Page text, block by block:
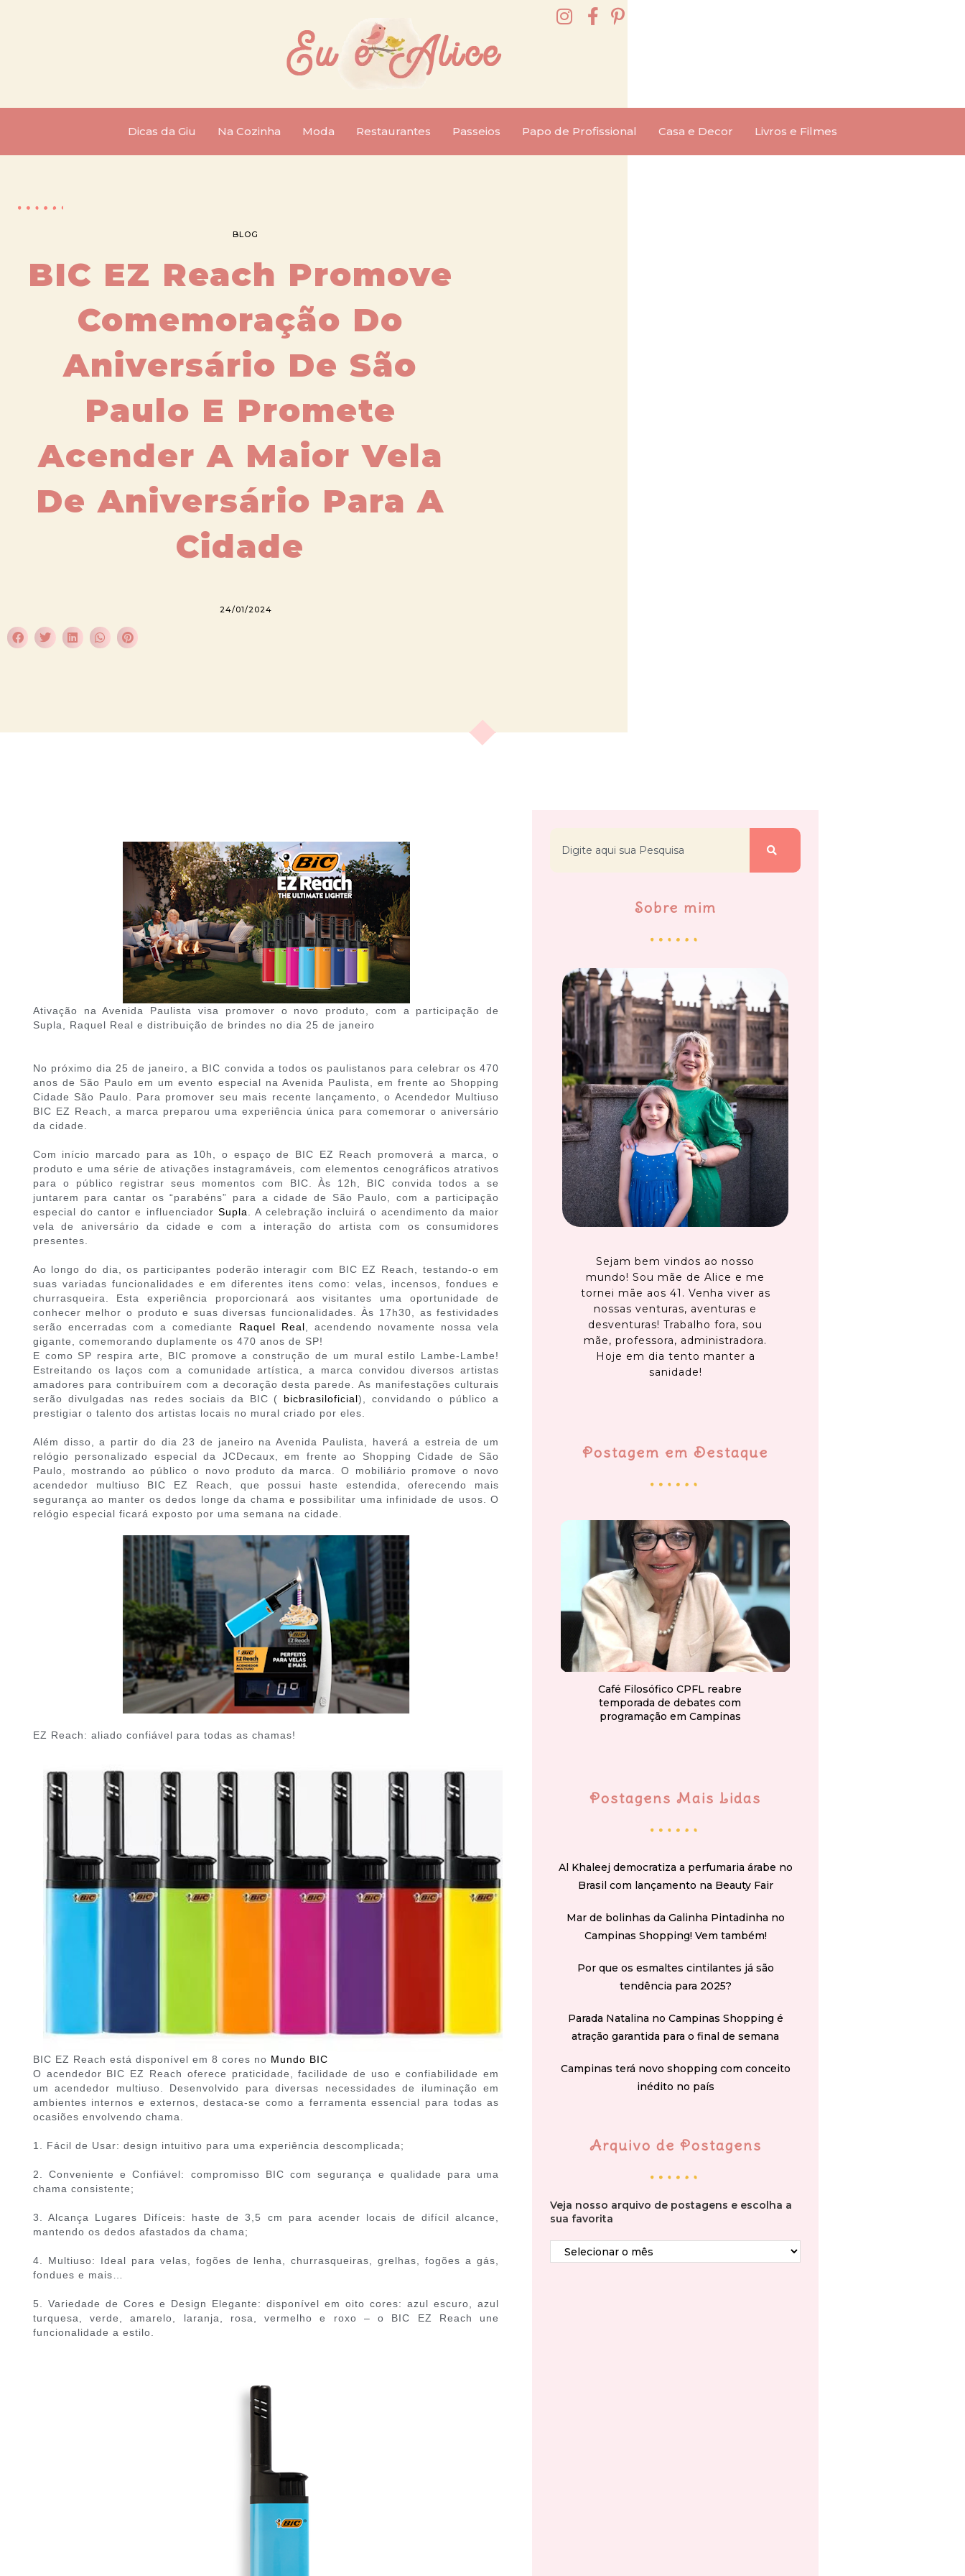
Dicas da Giu Na Cozinha Moda Restaurantes Passeios Papo de Profissional Casa e Decor Livros e Filmes
BLOG
BIC EZ Reach Promove
Comemoração Do
Aniversário De São
Paulo E Promete
Acender A Maior Vela
De Aniversário Para A
Cidade
24/01/2024
Ativação na Avenida Paulista visa promover o novo produto, com a participação de
Supla, Raquel Real e distribuição de brindes no dia 25 de janeiro
No próximo dia 25 de janeiro, a BIC convida a todos os paulistanos para celebrar os 470
anos de São Paulo em um evento especial na Avenida Paulista, em frente ao Shopping
Cidade São Paulo. Para promover seu mais recente lançamento, o Acendedor Multiuso
BIC EZ Reach, a marca preparou uma experiência única para comemorar o aniversário
da cidade.
Com início marcado para as 10h, o espaço de BIC EZ Reach promoverá a marca, o
produto e uma série de ativações instagramáveis, com elementos cenográficos atrativos
para o público registrar seus momentos com BIC. Às 12h, BIC convida todos a se
juntarem para cantar os “parabéns” para a cidade de São Paulo, com a participação
especial do cantor e influenciador Supla. A celebração incluirá o acendimento da maior
vela de aniversário da cidade e com a interação do artista com os consumidores
presentes.
Ao longo do dia, os participantes poderão interagir com BIC EZ Reach, testando-o em
suas variadas funcionalidades e em diferentes itens como: velas, incensos, fondues e
churrasqueira. Esta experiência proporcionará aos visitantes uma oportunidade de
conhecer melhor o produto e suas diversas funcionalidades. Às 17h30, as festividades
serão encerradas com a comediante Raquel Real, acendendo novamente nossa vela
gigante, comemorando duplamente os 470 anos de SP!
E como SP respira arte, BIC promove a construção de um mural estilo Lambe-Lambe!
Estreitando os laços com a comunidade artística, a marca convidou diversos artistas
amadores para contribuírem com a decoração desta parede. As manifestações culturais
serão divulgadas nas redes sociais da BIC ( bicbrasiloficial), convidando o público a
prestigiar o talento dos artistas locais no mural criado por eles.
Além disso, a partir do dia 23 de janeiro na Avenida Paulista, haverá a estreia de um
relógio personalizado especial da JCDecaux, em frente ao Shopping Cidade de São
Paulo, mostrando ao público o novo produto da marca. O mobiliário promove o novo
acendedor multiuso BIC EZ Reach, que possui haste estendida, oferecendo mais
segurança ao manter os dedos longe da chama e possibilitar uma infinidade de usos. O
relógio especial ficará exposto por uma semana na cidade.
EZ Reach: aliado confiável para todas as chamas!
BIC EZ Reach está disponível em 8 cores no Mundo BIC
O acendedor BIC EZ Reach oferece praticidade, facilidade de uso e confiabilidade em
um acendedor multiuso. Desenvolvido para diversas necessidades de iluminação em
ambientes internos e externos, destaca-se como a ferramenta essencial para todas as
ocasiões envolvendo chama.
1. Fácil de Usar: design intuitivo para uma experiência descomplicada;
2. Conveniente e Confiável: compromisso BIC com segurança e qualidade para uma
chama consistente;
3. Alcança Lugares Difíceis: haste de 3,5 cm para acender locais de difícil alcance,
mantendo os dedos afastados da chama;
4. Multiuso: Ideal para velas, fogões de lenha, churrasqueiras, grelhas, fogões a gás,
fondues e mais…
5. Variedade de Cores e Design Elegante: disponível em oito cores: azul escuro, azul
turquesa, verde, amarelo, laranja, rosa, vermelho e roxo – o BIC EZ Reach une
funcionalidade a estilo.
Sobre mim
Sejam bem vindos ao nosso
mundo! Sou mãe de Alice e me
tornei mãe aos 41. Venha viver as
nossas venturas, aventuras e
desventuras! Trabalho fora, sou
mãe, professora, administradora.
Hoje em dia tento manter a
sanidade!
Postagem em Destaque
Café Filosófico CPFL reabre
temporada de debates com
programação em Campinas
Postagens Mais Lidas
Al Khaleej democratiza a perfumaria árabe no
Brasil com lançamento na Beauty Fair
Mar de bolinhas da Galinha Pintadinha no
Campinas Shopping! Vem também!
Por que os esmaltes cintilantes já são
tendência para 2025?
Parada Natalina no Campinas Shopping é
atração garantida para o final de semana
Campinas terá novo shopping com conceito
inédito no país
Arquivo de Postagens
Veja nosso arquivo de postagens e escolha a
sua favorita